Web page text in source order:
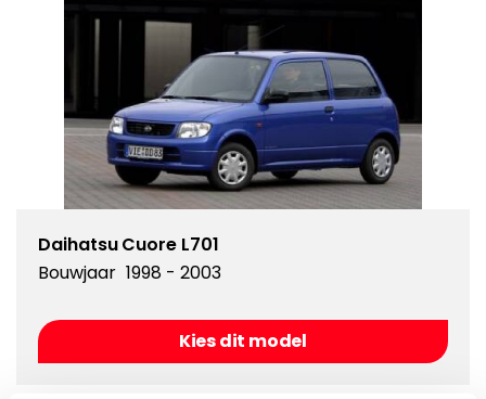
Daihatsu Cuore L701
Bouwjaar 1998 - 2003
Kies dit model